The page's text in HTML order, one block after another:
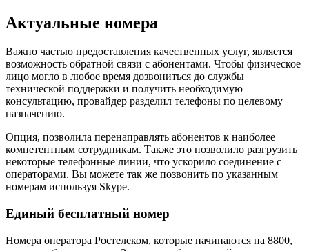
Актуальные номера
Важно частью предоставления качественных услуг, является
возможность обратной связи с абонентами. Чтобы физическое
лицо могло в любое время дозвониться до службы
технической поддержки и получить необходимую
консультацию, провайдер разделил телефоны по целевому
назначению.
Опция, позволила перенаправлять абонентов к наиболее
компетентным сотрудникам. Также это позволило разгрузить
некоторые телефонные линии, что ускорило соединение с
операторами. Вы можете так же позвонить по указанным
номерам используя Skype.
Единый бесплатный номер
Номера оператора Ростелеком, которые начинаются на 8800,